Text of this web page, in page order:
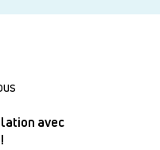
avec